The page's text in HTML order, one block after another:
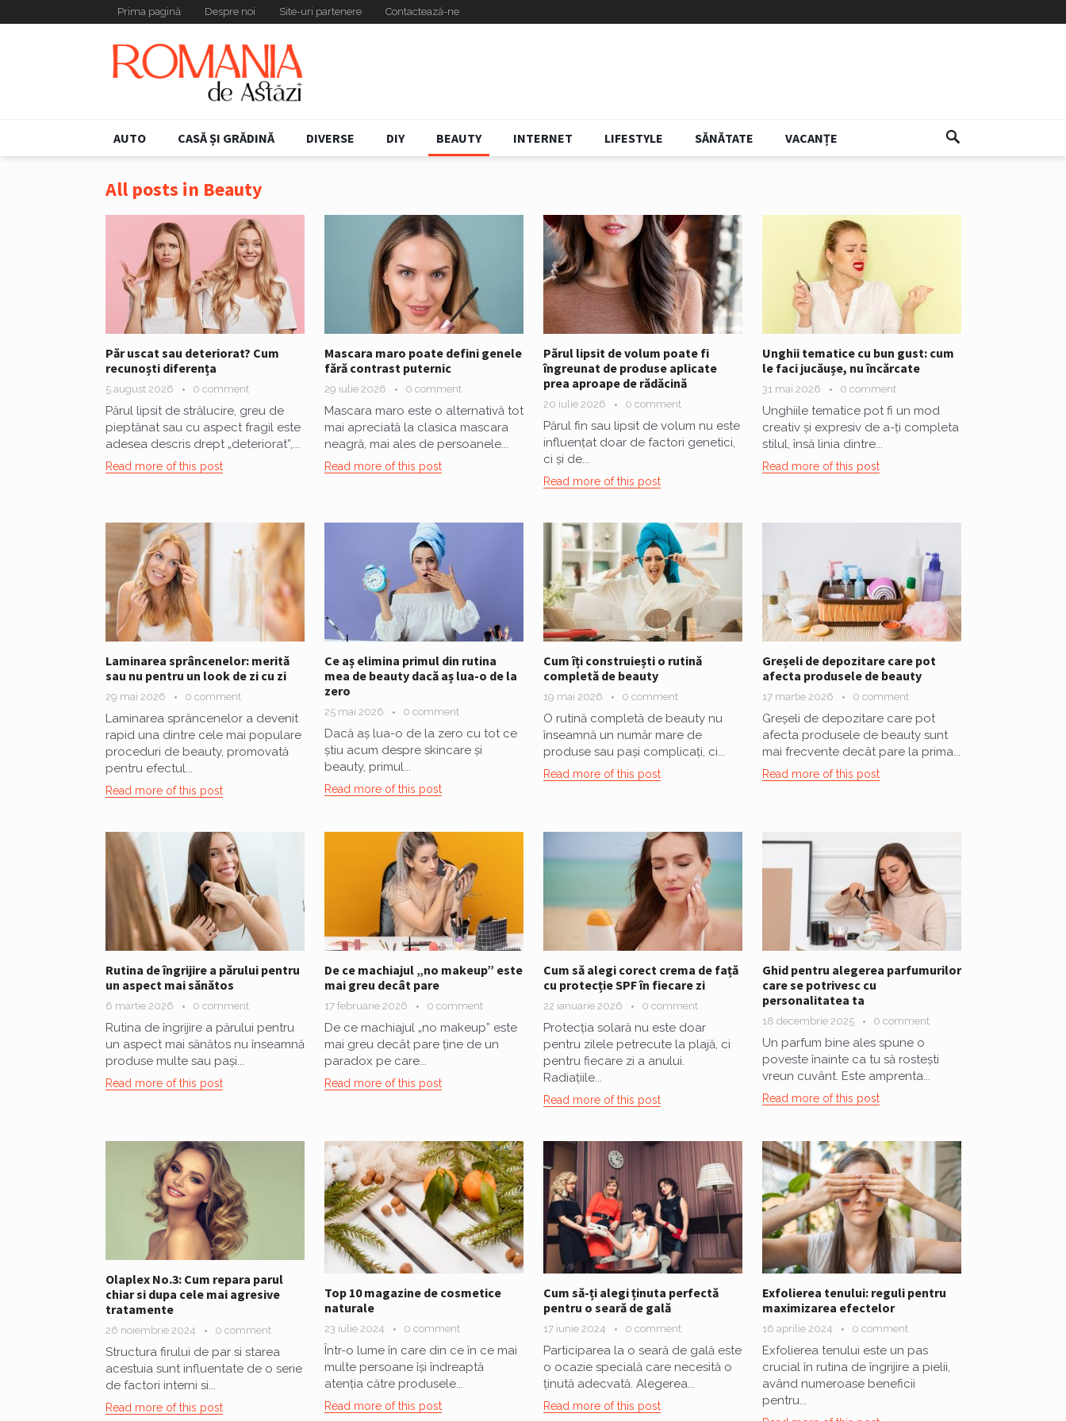
Prima pagină Despre noi Site-uri partenere Contactează-ne
AUTO CASĂ ȘI GRĂDINĂ DIVERSE DIY BEAUTY INTERNET LIFESTYLE SĂNĂTATE VACANȚE
All posts in Beauty
Păr uscat sau deteriorat? Cum
recunoști diferența
5 august 2026 0 comment
Părul lipsit de strălucire, greu de
pieptănat sau cu aspect fragil este
adesea descris drept „deteriorat”,...
Read more of this post
Mascara maro poate defini genele
fără contrast puternic
29 iulie 2026 0 comment
Mascara maro este o alternativă tot
mai apreciată la clasica mascara
neagră, mai ales de persoanele...
Read more of this post
Părul lipsit de volum poate fi
îngreunat de produse aplicate
prea aproape de rădăcină
20 iulie 2026 0 comment
Părul fin sau lipsit de volum nu este
influențat doar de factori genetici,
ci și de...
Read more of this post
Unghii tematice cu bun gust: cum
le faci jucăușe, nu încărcate
31 mai 2026 0 comment
Unghiile tematice pot fi un mod
creativ și expresiv de a-ți completa
stilul, însă linia dintre...
Read more of this post
Laminarea sprâncenelor: merită
sau nu pentru un look de zi cu zi
29 mai 2026 0 comment
Laminarea sprâncenelor a devenit
rapid una dintre cele mai populare
proceduri de beauty, promovată
pentru efectul...
Read more of this post
Ce aș elimina primul din rutina
mea de beauty dacă aș lua-o de la
zero
25 mai 2026 0 comment
Dacă aș lua-o de la zero cu tot ce
știu acum despre skincare și
beauty, primul...
Read more of this post
Cum îți construiești o rutină
completă de beauty
19 mai 2026 0 comment
O rutină completă de beauty nu
înseamnă un număr mare de
produse sau pași complicați, ci...
Read more of this post
Greșeli de depozitare care pot
afecta produsele de beauty
17 martie 2026 0 comment
Greșeli de depozitare care pot
afecta produsele de beauty sunt
mai frecvente decât pare la prima...
Read more of this post
Rutina de îngrijire a părului pentru
un aspect mai sănătos
6 martie 2026 0 comment
Rutina de îngrijire a părului pentru
un aspect mai sănătos nu înseamnă
produse multe sau pași...
Read more of this post
De ce machiajul „no makeup” este
mai greu decât pare
17 februarie 2026 0 comment
De ce machiajul „no makeup” este
mai greu decât pare ține de un
paradox pe care...
Read more of this post
Cum să alegi corect crema de față
cu protecție SPF în fiecare zi
22 ianuarie 2026 0 comment
Protecția solară nu este doar
pentru zilele petrecute la plajă, ci
pentru fiecare zi a anului.
Radiațiile...
Read more of this post
Ghid pentru alegerea parfumurilor
care se potrivesc cu
personalitatea ta
18 decembrie 2025 0 comment
Un parfum bine ales spune o
poveste înainte ca tu să rostești
vreun cuvânt. Este amprenta...
Read more of this post
Olaplex No.3: Cum repara parul
chiar si dupa cele mai agresive
tratamente
26 noiembrie 2024 0 comment
Structura firului de par si starea
acestuia sunt influentate de o serie
de factori interni si...
Read more of this post
Top 10 magazine de cosmetice
naturale
23 iulie 2024 0 comment
Într-o lume în care din ce în ce mai
multe persoane își îndreaptă
atenția către produsele...
Read more of this post
Cum să-ți alegi ținuta perfectă
pentru o seară de gală
17 iunie 2024 0 comment
Participarea la o seară de gală este
o ocazie specială care necesită o
ținută adecvată. Alegerea...
Read more of this post
Exfolierea tenului: reguli pentru
maximizarea efectelor
16 aprilie 2024 0 comment
Exfolierea tenului este un pas
crucial în rutina de îngrijire a pielii,
având numeroase beneficii
pentru...